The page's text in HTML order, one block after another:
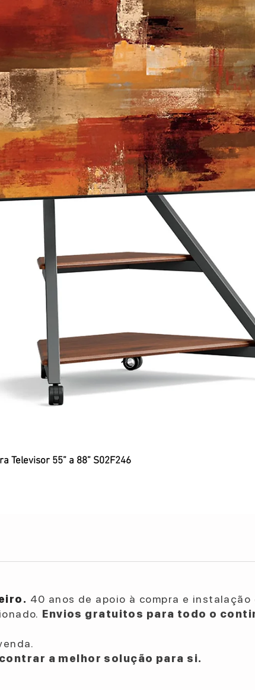
Televisor 55” a 88” S02F246
40 anos de apoio à compra e instalação
Envios gratuitos para todo o
a melhor solução para si.